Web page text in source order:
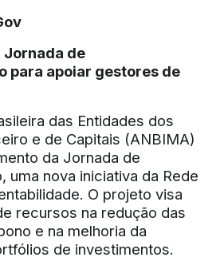
Jornada de
para apoiar gestores de
das Entidades dos
e de Capitais (ANBIMA)
da Jornada de
uma nova iniciativa da Rede
O projeto visa
recursos na redução das
e na melhoria da
de investimentos.